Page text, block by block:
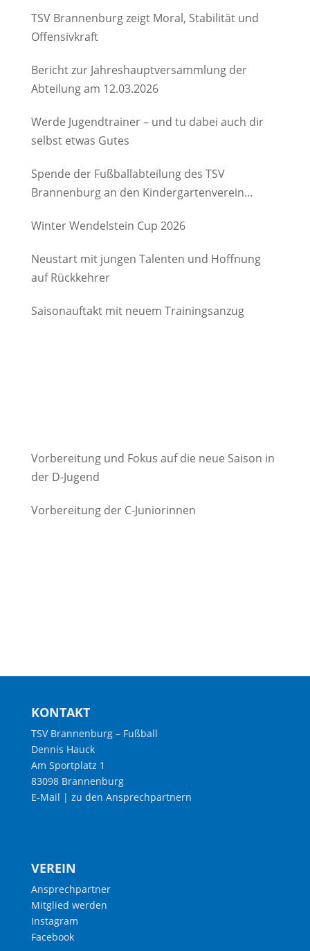
TSV Brannenburg zeigt Moral, Stabilität und
Offensivkraft
Bericht zur Jahreshauptversammlung der
Abteilung am 12.03.2026
Werde Jugendtrainer – und tu dabei auch dir
selbst etwas Gutes
Spende der Fußballabteilung des TSV
Brannenburg an den Kindergartenverein
Winter Wendelstein Cup 2026
Neustart mit jungen Talenten und Hoffnung
auf Rückkehrer
Saisonauftakt mit neuem Trainingsanzug
Vorbereitung und Fokus auf die neue Saison in
der D-Jugend
Vorbereitung der C-Juniorinnen
KONTAKT
TSV Brannenburg – Fußball
Dennis Hauck
Am Sportplatz 1
83098 Brannenburg
E-Mail | zu den Ansprechpartnern
VEREIN
Ansprechpartner
Mitglied werden
Instagram
Facebook